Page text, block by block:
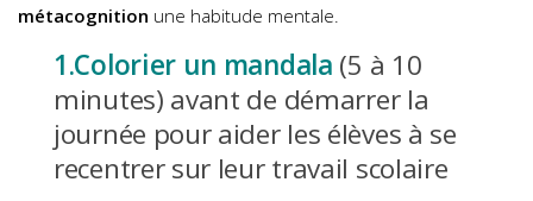
métacognition une habitude mentale.
1.Colorier un mandala (5 à 10
minutes) avant de démarrer la
journée pour aider les élèves à se
recentrer sur leur travail scolaire